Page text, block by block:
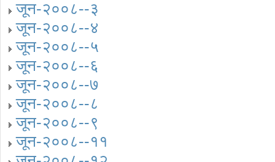
जून-२००८--३
जून-२००८--४
जून-२००८--५
जून-२००८--६
जून-२००८--७
जून-२००८--८
जून-२००८--९
जून-२००८--११